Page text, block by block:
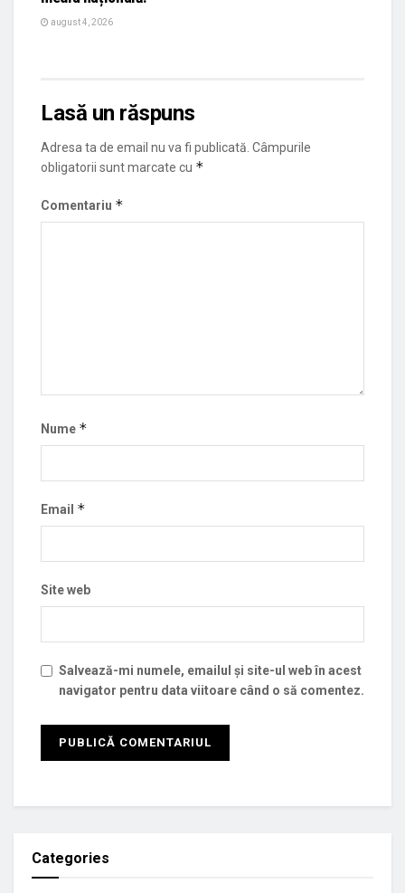
august 4, 2026
Lasă un răspuns
Adresa ta de email nu va fi publicată. Câmpurile
obligatorii sunt marcate cu *
Comentariu *
Nume *
Email *
Site web
Salvează-mi numele, emailul și site-ul web în acest
navigator pentru data viitoare când o să comentez.
Categories